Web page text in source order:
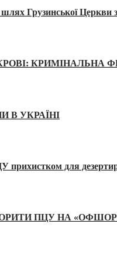
шлях Грузинської
КРИМІНАЛЬНА
В УКРАЇНІ
прихистком для
ПЦУ НА